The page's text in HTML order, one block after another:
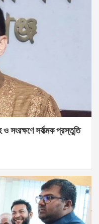
সর্বাত্মক প্রস্তুতি